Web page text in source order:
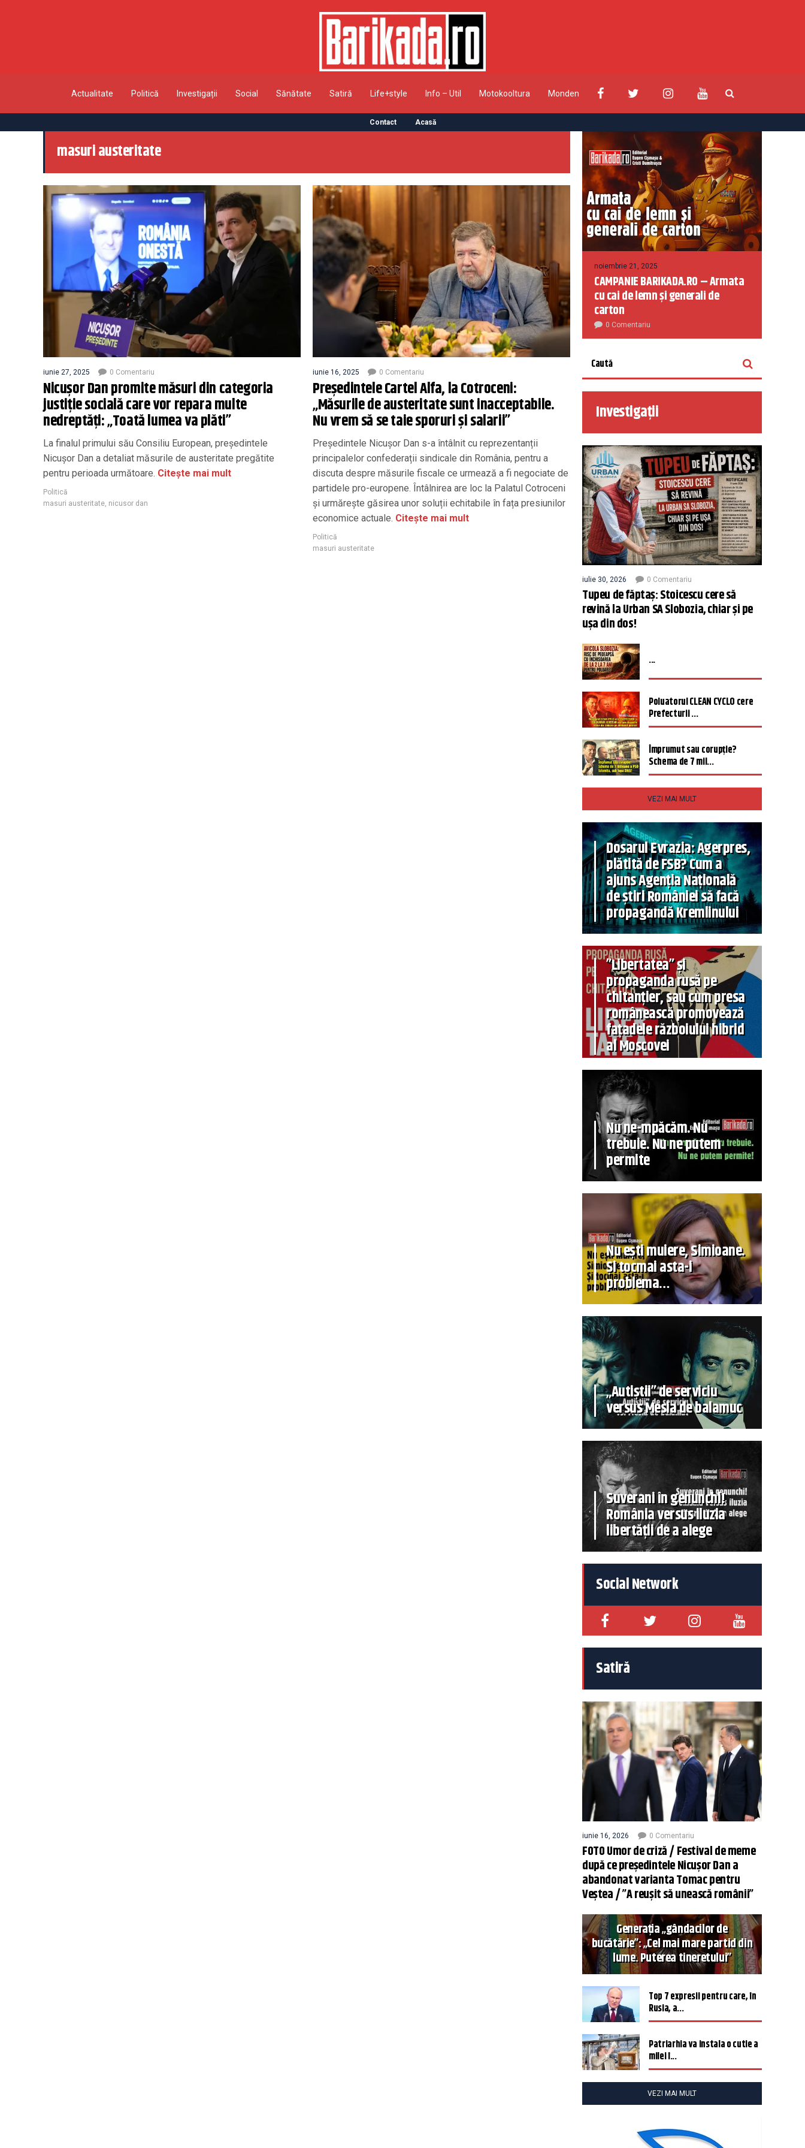
Actualitate Politică Investigații Social Sănătate Satiră Life+style Info – Util Motokooltura Monden
Contact Acasă
masuri austeritate
iunie 27, 2025 0 Comentariu
Nicușor Dan promite măsuri din categoria
justiţie socială care vor repara multe
nedreptăţi: „Toată lumea va plăti”
La finalul primului său Consiliu European, președintele
Nicușor Dan a detaliat măsurile de austeritate pregătite
pentru perioada următoare. Citește mai mult
Politică
masuri austeritate nicusor dan
iunie 16, 2025 0 Comentariu
Președintele Cartel Alfa, la Cotroceni:
„Măsurile de austeritate sunt inacceptabile.
Nu vrem să se taie sporuri și salarii”
Președintele Nicușor Dan s-a întâlnit cu reprezentanții
principalelor confederații sindicale din România, pentru a
discuta despre măsurile fiscale ce urmează a fi negociate de
partidele pro-europene. Întâlnirea are loc la Palatul Cotroceni
și urmărește găsirea unor soluții echitabile în fața presiunilor
economice actuale. Citește mai mult
Politică
masuri austeritate
noiembrie 21, 2025
CAMPANIE BARIKADA.RO – Armata
cu cai de lemn și generali de
carton
0 Comentariu
Investigații
iulie 30, 2026 0 Comentariu
Tupeu de făptaș: Stoicescu cere să
revină la Urban SA Slobozia, chiar și pe
ușa din dos!
...
Poluatorul CLEAN CYCLO cere
Prefecturii ...
Împrumut sau corupție?
Schema de 7 mil...
VEZI MAI MULT
Dosarul Evrazia: Agerpres,
plătită de FSB? Cum a
ajuns Agenția Națională
de știri României să facă
propagandă Kremlinului
”Libertatea” și
propaganda rusă pe
chitanțier, sau cum presa
românească promovează
fațadele războiului hibrid
al Moscovei
Nu ne-mpăcăm. Nu
trebuie. Nu ne putem
permite
Nu ești muiere, Simioane.
Și tocmai asta-i
problema…
„Autiștii” de serviciu
versus Mesia de balamuc
Suverani în genunchi!
România versus iluzia
libertății de a alege
Social Network
Satiră
iunie 16, 2026 0 Comentariu
FOTO Umor de criză / Festival de meme
după ce președintele Nicușor Dan a
abandonat varianta Tomac pentru
Veștea / ”A reușit să unească românii”
Generația „gândacilor de
bucătărie”: „Cel mai mare partid din
lume. Puterea tineretului”
Top 7 expresii pentru care, în
Rusia, a...
Patriarhia va instala o cutie a
milei î...
VEZI MAI MULT